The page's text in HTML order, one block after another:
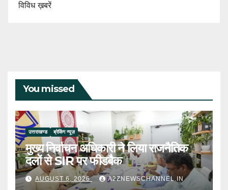
विविध ख़बरें
You missed
उत्तराखण्ड ब्रेकिंग न्यूज़
मुख्य निर्वाचन अधिकारी ने लिया राजनैतिक
दलों से SIR पर फीडबैक
AUGUST 6, 2026 A2ZNEWSCHANNEL.IN